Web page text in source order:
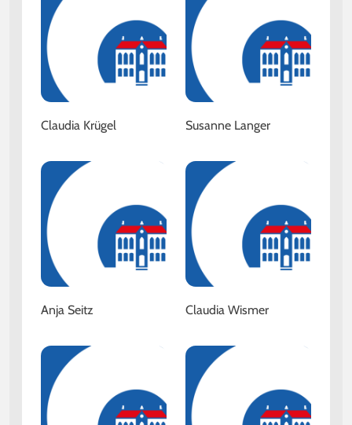
Claudia Krügel Susanne Langer
Anja Seitz Claudia Wismer